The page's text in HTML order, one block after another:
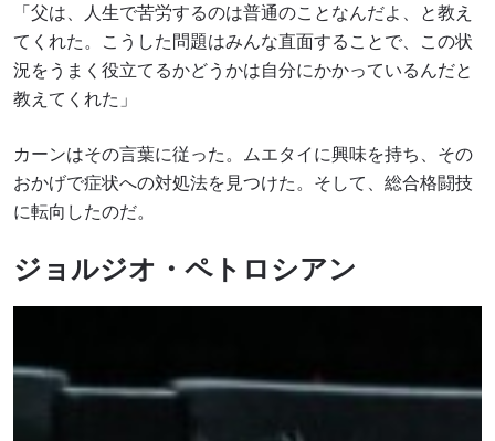
「父は、人生で苦労するのは普通のことなんだよ、と教え
てくれた。こうした問題はみんな直面することで、この状
況をうまく役立てるかどうかは自分にかかっているんだと
教えてくれた」
カーンはその言葉に従った。ムエタイに興味を持ち、その
おかげで症状への対処法を見つけた。そして、総合格闘技
に転向したのだ。
ジョルジオ・ペトロシアン